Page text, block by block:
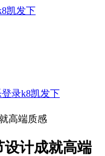
凯发下
录k8凯发下
高端质感
设计成就高端